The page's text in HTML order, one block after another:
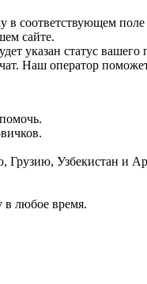
в соответствующем
сайте.
указан статус вашего
Наш оператор
Грузию, Узбекистан и
в любое время.